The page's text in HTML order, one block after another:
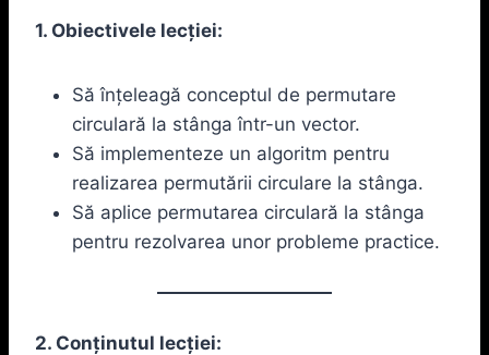
1. Obiectivele lecției:
Să înțeleagă conceptul de permutare
circulară la stânga într-un vector.
Să implementeze un algoritm pentru
realizarea permutării circulare la stânga.
Să aplice permutarea circulară la stânga
pentru rezolvarea unor probleme practice.
2. Conținutul lecției: